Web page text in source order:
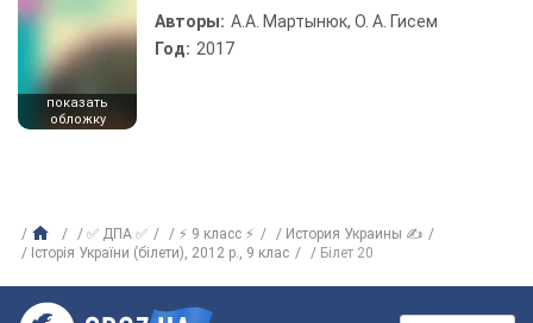
показать
обложку
Авторы: А.А. Мартынюк, О. А. Гисем
Год: 2017
✅ ДПА ✅ ⚡ 9 класс ⚡
История Украины ✍
Історія України (білети), 2012 р., 9 клас
Білет 20